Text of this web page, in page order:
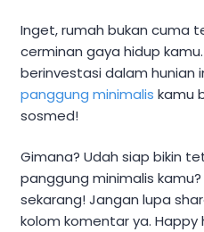
Inget, rumah bukan cuma
cerminan gaya hidup
berinvestasi dalam hunian
panggung minimalis kamu
sosmed!
Gimana? Udah siap bikin
panggung minimalis
sekarang! Jangan lupa
kolom komentar ya.